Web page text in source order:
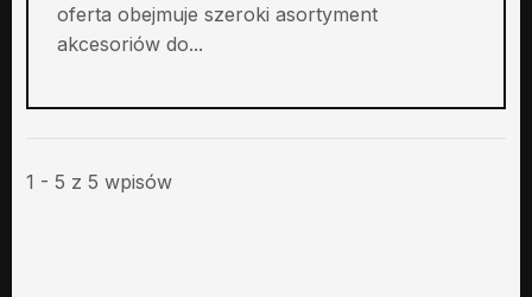
oferta obejmuje szeroki asortyment
akcesoriów do...
1 - 5 z 5 wpisów